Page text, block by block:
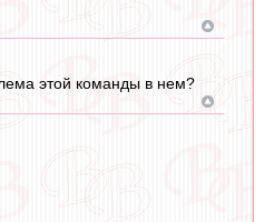
этой команды в нем?